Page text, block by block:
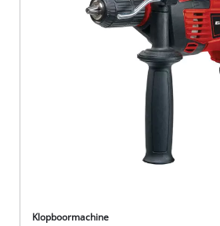
Klopboormachine